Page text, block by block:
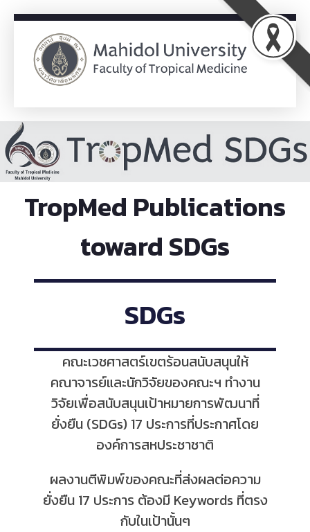
TropMed Publications
toward SDGs
SDGs
คณะเวชศาสตร์เขตร้อนสนับสนุนให้
คณาจารย์และนักวิจัยของคณะฯ ทำงาน
วิจัยเพื่อสนับสนุนเป้าหมายการพัฒนาที่
ยั่งยืน (SDGs) 17 ประการที่ประกาศโดย
องค์การสหประชาชาติ
ผลงานตีพิมพ์ของคณะที่ส่งผลต่อความ
ยั่งยืน 17 ประการ ต้องมี Keywords ที่ตรง
กับในเป้านั้นๆ